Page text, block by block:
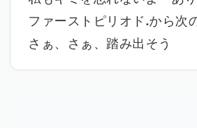
ファーストピリオド.から次
さぁ、さぁ、踏み出そう